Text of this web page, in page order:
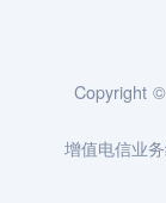
Copyright
增值电信业